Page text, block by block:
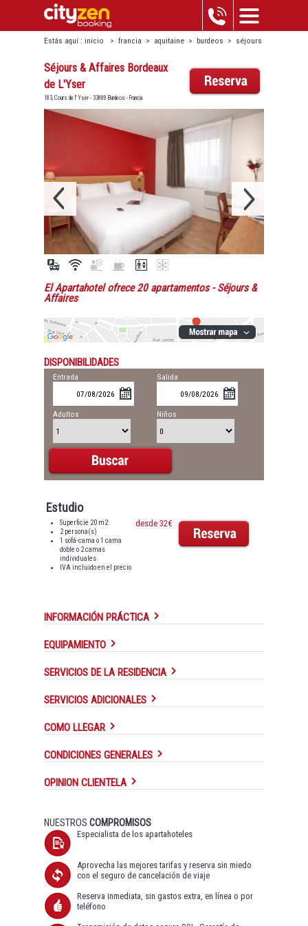
Estás aquí : inicio > francia > aquitaine > burdeos > séjours
& affaires bordeaux de l'yser
Séjours & Affaires Bordeaux
de L'Yser
183, Cours de l' Yser - 33800 Burdeos - Francia
El Apartahotel ofrece 20 apartamentos- Séjours &
Affaires
DISPONIBILIDADES
Entrada Salida
Adultos Niños
Estudio
Superficie 20 m2
2 persona(s)
1 sofá-cama o 1 cama
doble o 2 camas
individuales
IVA incluido en el precio
desde 32€
INFORMACIÓN PRÁCTICA
EQUIPAMIENTO
SERVICIOS DE LA RESIDENCIA
SERVICIOS ADICIONALES
COMO LLEGAR
CONDICIONES GENERALES
OPINION CLIENTELA
NUESTROS COMPROMISOS
Especialista de los apartahoteles
Aprovecha las mejores tarifas y reserva sin miedo
con el seguro de cancelación de viaje
Reserva inmediata, sin gastos extra, en línea o por
teléfono